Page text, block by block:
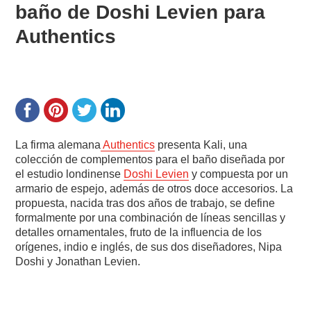
baño de Doshi Levien para
Authentics
La firma alemana Authentics presenta Kali, una
colección de complementos para el baño diseñada por
el estudio londinense Doshi Levien y compuesta por un
armario de espejo, además de otros doce accesorios. La
propuesta, nacida tras dos años de trabajo, se define
formalmente por una combinación de líneas sencillas y
detalles ornamentales, fruto de la influencia de los
orígenes, indio e inglés, de sus dos diseñadores, Nipa
Doshi y Jonathan Levien.